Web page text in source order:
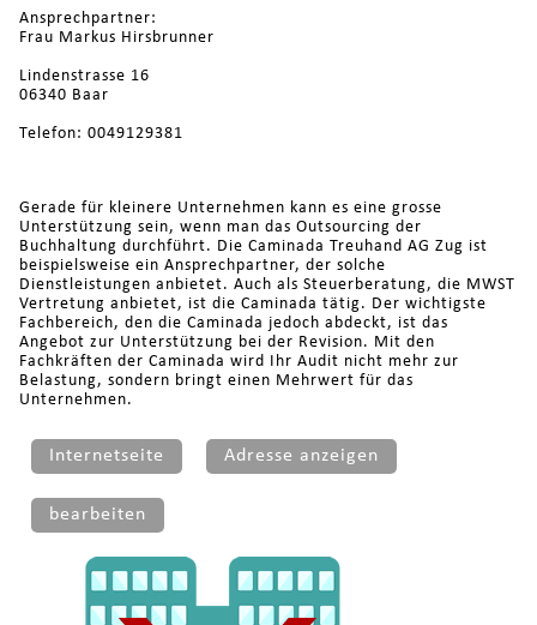
Ansprechpartner:
Frau Markus Hirsbrunner
Lindenstrasse 16
06340 Baar
Telefon: 0049129381
Gerade für kleinere Unternehmen kann es eine grosse
Unterstützung sein, wenn man das Outsourcing der
Buchhaltung durchführt. Die Caminada Treuhand AG Zug ist
beispielsweise ein Ansprechpartner, der solche
Dienstleistungen anbietet. Auch als Steuerberatung, die MWST
Vertretung anbietet, ist die Caminada tätig. Der wichtigste
Fachbereich, den die Caminada jedoch abdeckt, ist das
Angebot zur Unterstützung bei der Revision. Mit den
Fachkräften der Caminada wird Ihr Audit nicht mehr zur
Belastung, sondern bringt einen Mehrwert für das
Unternehmen.
Internetseite Adresse anzeigen
bearbeiten